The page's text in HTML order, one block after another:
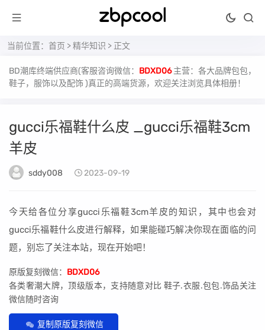
当前位置： 首页 >精华知识 > 正文
BD潮库终端供应商(客服咨询微信： BDXD06 主营：各大品牌包包，
鞋子，服饰以及配饰 )真正的高端货源，欢迎关注浏览具体相册！
gucci乐福鞋什么皮 _gucci乐福鞋3cm
羊皮
sddy008 2023-09-19
今天给各位分享gucci乐福鞋3cm羊皮的知识，其中也会对
gucci乐福鞋什么皮进行解释，如果能碰巧解决你现在面临的问
题，别忘了关注本站，现在开始吧！
原版复刻微信： BDXD06
各类奢潮大牌，顶级版本，支持随意对比 鞋子.衣服.包包.饰品关注
微信随时咨询
复制原版复刻微信